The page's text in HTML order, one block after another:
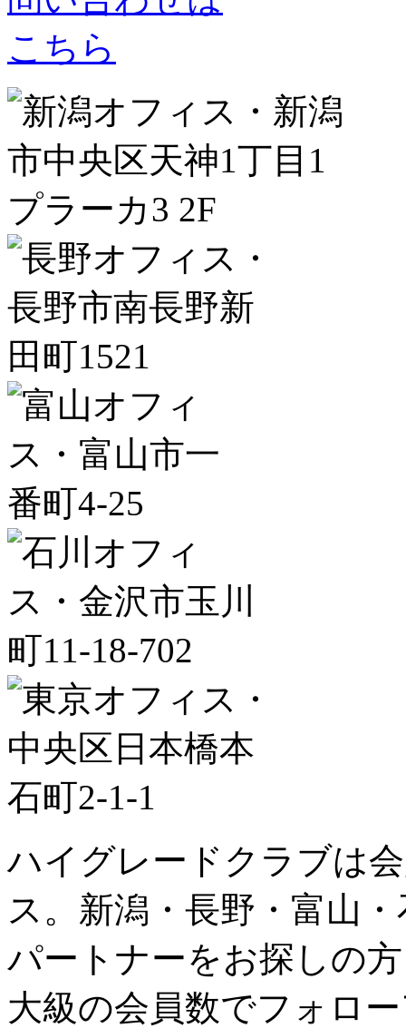
ハイグレードクラブは
ス。新潟・長野・富山
パートナーをお探しの
大級の会員数でフォロ